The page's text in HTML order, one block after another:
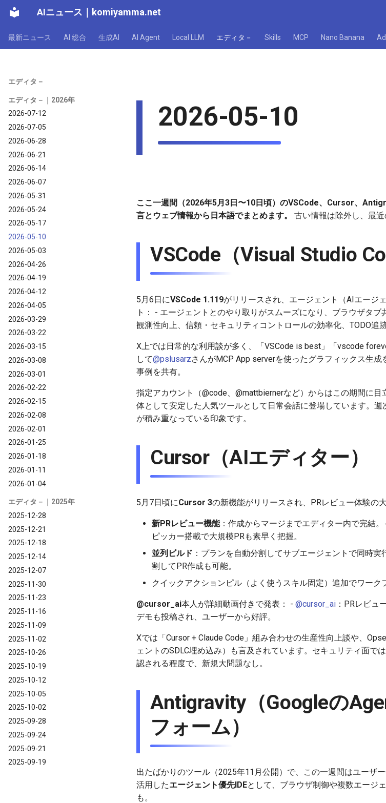
AIニュース komiyamma.net
最新ニュース AI 総合 生成AI AI Agent Local LLM エディタ－ Skills MCP Nano Banana
エディタ－
エディタ－｜2026年
2026-07-12
2026-07-05
2026-06-28
2026-06-21
2026-06-14
2026-06-07
2026-05-31
2026-05-24
2026-05-17
2026-05-10
2026-05-03
2026-04-26
2026-04-19
2026-04-12
2026-04-05
2026-03-29
2026-03-22
2026-03-15
2026-03-08
2026-03-01
2026-02-22
2026-02-15
2026-02-08
2026-02-01
2026-01-25
2026-01-18
2026-01-11
2026-01-04
エディタ－｜2025年
2025-12-28
2025-12-21
2025-12-18
2025-12-14
2025-12-07
2025-11-30
2025-11-23
2025-11-16
2025-11-09
2025-11-02
2025-10-26
2025-10-19
2025-10-12
2025-10-05
2025-10-02
2025-09-28
2025-09-24
2025-09-21
2025-09-19
2026-05-10
ここ一週間（2026年5月3日〜10日頃）のVSCode、Cursor、
言とウェブ情報から日本語でまとめます。
古い情報は除外し、最
VSCode（Visual Studio
5月6日にVSCode 1.119がリリースされ、エージェント（AIエージ
ト： - エージェントとのやり取りがスムーズになり、ブラウザタ
観測性向上、信頼・セキュリティコントロールの効率化、TODO追
X上では日常的な利用談が多く、「VSCode is best」「vscode
して@pslusarzさんがMCP App serverを使ったグラフィックス生成
事例を共有。
指定アカウント（@code、@mattbiernerなど）からはこの期間に
体として安定した人気ツールとして日常会話に登場しています。
が積み重なっている印象です。
Cursor（AIエディター）
5月7日頃にCursor 3の新機能がリリースされ、PRレビュー体験の
新PRレビュー機能：作成からマージまでエディター内で完結
ピッカー搭載で大規模PRも素早く把握。
並列ビルド ：プランを自動分割してサブエージェントで同時
割してPR作成も可能。
クイックアクションピル（よく使うスキル固定）追加でワーク
@cursor_ai本人が詳細動画付きで発表： - @cursor_ai ：PRレビュ
デモも投稿され、ユーザーから好評。
Xでは「Cursor + Claude Code」組み合わせの生産性向上談や、
ェントのSDLC埋め込み）も言及されています。セキュリティ面で
認される程度で、新規大問題なし。
Antigravity（Googleの
フォーム）
出たばかりのツール（2025年11月公開）で、この一週間はユーザ
活用したエージェント優先IDEとして、ブラウザ制御や複数エージ
も。